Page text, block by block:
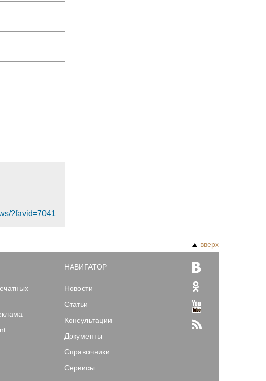
?favid=7041
вверх
НАВИГАТОР
Новости
Статьи
Консультации
Документы
Справочники
Сервисы